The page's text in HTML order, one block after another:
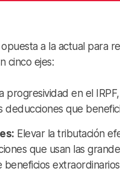
a la actual para
cinco ejes:
progresividad en el
deducciones que
Elevar la tributación
que usan las